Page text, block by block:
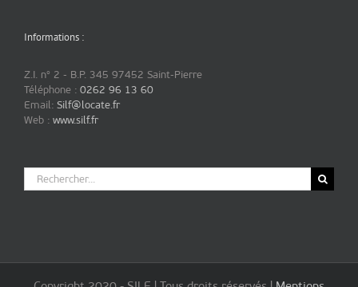
Informations :
Z.I. n° 2 - B.P. 345 97452 Saint-Pierre
Téléphone : 0262 96 13 60
Email: Silf@locate.fr
Web : www.silf.fr
Rechercher: